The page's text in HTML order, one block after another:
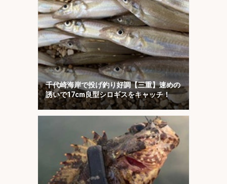
千代崎海岸で投げ釣り好調【三重】速めの
誘いで17cm良型シロギスをキャッチ！